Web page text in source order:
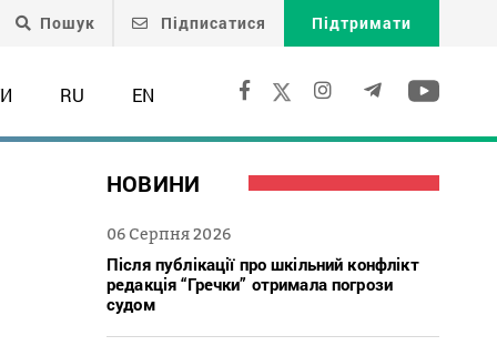
Пошук Підписатися Підтримати
RU EN
НОВИНИ
06 Серпня 2026
Після публікації про шкільний конфлікт
редакція “Гречки” отримала погрози
судом